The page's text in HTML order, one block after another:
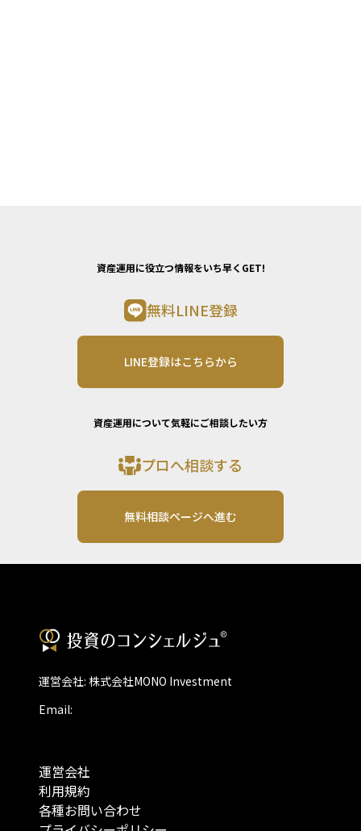
資産運用に役立つ情報をいち早くGET!
無料LINE登録
LINE登録はこちらから
資産運用について気軽にご相談したい方
プロへ相談する
無料相談ページへ進む
運営会社: 株式会社MONO Investment
Email:
運営会社
利用規約
各種お問い合わせ